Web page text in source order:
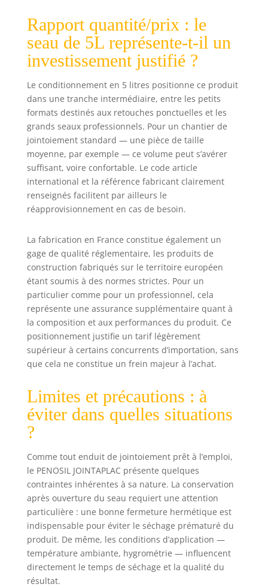
Rapport quantité/prix : le
seau de 5L représente-t-il un
investissement justifié ?
Le conditionnement en 5 litres positionne ce produit
dans une tranche intermédiaire, entre les petits
formats destinés aux retouches ponctuelles et les
grands seaux professionnels. Pour un chantier de
jointoiement standard — une pièce de taille
moyenne, par exemple — ce volume peut s’avérer
suffisant, voire confortable. Le code article
international et la référence fabricant clairement
renseignés facilitent par ailleurs le
réapprovisionnement en cas de besoin.
La fabrication en France constitue également un
gage de qualité réglementaire, les produits de
construction fabriqués sur le territoire européen
étant soumis à des normes strictes. Pour un
particulier comme pour un professionnel, cela
représente une assurance supplémentaire quant à
la composition et aux performances du produit. Ce
positionnement justifie un tarif légèrement
supérieur à certains concurrents d’importation, sans
que cela ne constitue un frein majeur à l’achat.
Limites et précautions : à
éviter dans quelles situations
?
Comme tout enduit de jointoiement prêt à l’emploi,
le PENOSIL JOINTAPLAC présente quelques
contraintes inhérentes à sa nature. La conservation
après ouverture du seau requiert une attention
particulière : une bonne fermeture hermétique est
indispensable pour éviter le séchage prématuré du
produit. De même, les conditions d’application —
température ambiante, hygrométrie — influencent
directement le temps de séchage et la qualité du
résultat.